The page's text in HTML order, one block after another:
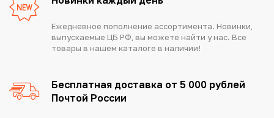
Ежедневное пополнение ассортимента. Новинки,
выпускаемые ЦБ РФ, вы можете найти у нас. Все
товары в нашем каталоге в наличии!
Бесплатная доставка от 5 000 рублей
Почтой России